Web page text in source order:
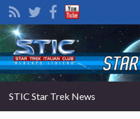
Search for:
STIC Star Trek News